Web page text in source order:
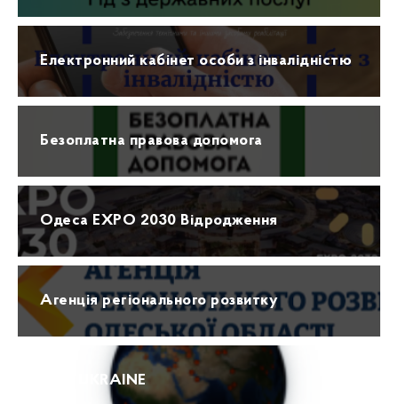
Електронний кабінет особи з інвалідністю
Безоплатна правова допомога
Одеса EXPO 2030 Відродження
Агенція регіонального розвитку
ПРО UKRAINE